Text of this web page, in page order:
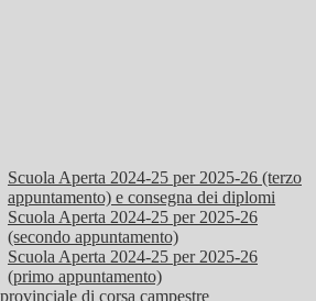
Scuola Aperta 2024-25 per 2025-26 (terzo
appuntamento) e consegna dei diplomi
Scuola Aperta 2024-25 per 2025-26
(secondo appuntamento)
Scuola Aperta 2024-25 per 2025-26
(primo appuntamento)
di corsa campestre